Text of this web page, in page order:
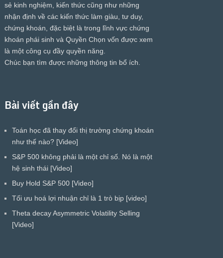
sẻ kinh nghiệm, kiến thức cũng như những
nhận định về các kiến thức làm giàu, tư duy,
chứng khoán, đặc biệt là trong lĩnh vực chứng
khoán phái sinh và Quyền Chọn vốn được xem
là một công cụ đầy quyền năng.
Chúc bạn tìm được những thông tin bổ ích.
Bài viết gần đây
Toán học đã thay đổi thị trường chứng khoán
như thế nào? [Video]
S&P 500 không phải là một chỉ số. Nó là một
hệ sinh thái [Video]
Buy Hold S&P 500 [Video]
Tối ưu hoá lợi nhuận chỉ là 1 trò bịp [video]
Theta decay Asymmetric Volatility Selling
[Video]